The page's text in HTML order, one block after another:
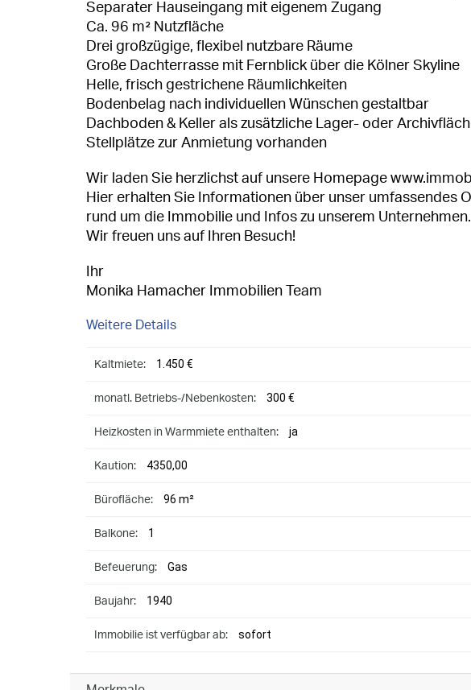
Separater Hauseingang mit eigenem Zugang
Ca. 96 m² Nutzfläche
Drei großzügige, flexibel nutzbare Räume
Große Dachterrasse mit Fernblick über die Kölner Skyline
Helle, frisch gestrichene Räumlichkeiten
Bodenbelag nach individuellen Wünschen gestaltbar
Dachboden & Keller als zusätzliche Lager- oder
Stellplätze zur Anmietung vorhanden
Wir laden Sie herzlichst auf unsere Homepage
Hier erhalten Sie Informationen über unser umfassendes
rund um die Immobilie und Infos zu unserem Unternehmen.
Wir freuen uns auf Ihren Besuch!
Ihr
Monika Hamacher Immobilien Team
Weitere Details
Kaltmiete: 1.450 €
monatl. Betriebs-/Nebenkosten: 300 €
Heizkosten in Warmmiete enthalten: ja
Kaution: 4350,00
Bürofläche: 96 m²
Balkone: 1
Befeuerung: Gas
Baujahr: 1940
Immobilie ist verfügbar ab: sofort